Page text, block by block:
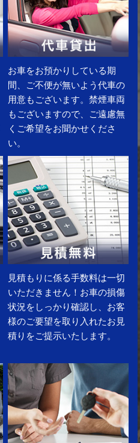
お車をお預かりしている期
間、ご不便が無いよう代車の
用意もございます。禁煙車両
もございますので、ご遠慮無
くご希望をお聞かせくださ
い。
見積もりに係る手数料は一切
いただきません！お車の損傷
状況をしっかり確認し、お客
様のご要望を取り入れたお見
積りをご提示いたします。